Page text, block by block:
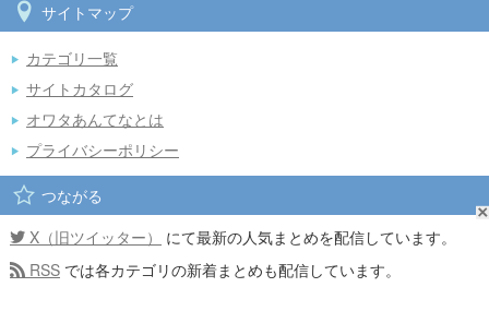
サイトマップ
カテゴリ一覧
サイトカタログ
オワタあんてなとは
プライバシーポリシー
つながる
X（旧ツイッター）
にて最新の人気まとめを配信しています。
RSS では各カテゴリの新着まとめも配信しています。